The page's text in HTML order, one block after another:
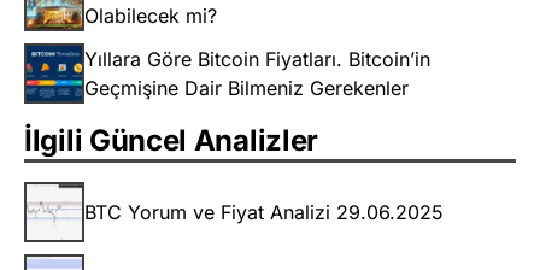
Olabilecek mi?
Yıllara Göre Bitcoin Fiyatları. Bitcoin’in
Geçmişine Dair Bilmeniz Gerekenler
İlgili Güncel Analizler
BTC Yorum ve Fiyat Analizi 29.06.2025